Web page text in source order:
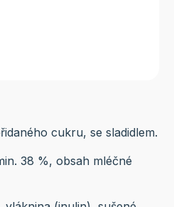
cukru, se sladidlem.
38 %, obsah mléčné